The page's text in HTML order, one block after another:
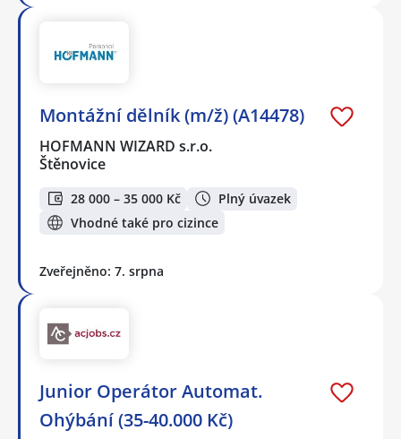
Montážní dělník (m/ž) (A14478)
HOFMANN WIZARD s.r.o.
Štěnovice
28 000 – 35 000 Kč
Plný úvazek
Vhodné také pro cizince
Zveřejněno: 7. srpna
Junior Operátor Automat.
Ohýbání (35-40.000 Kč)